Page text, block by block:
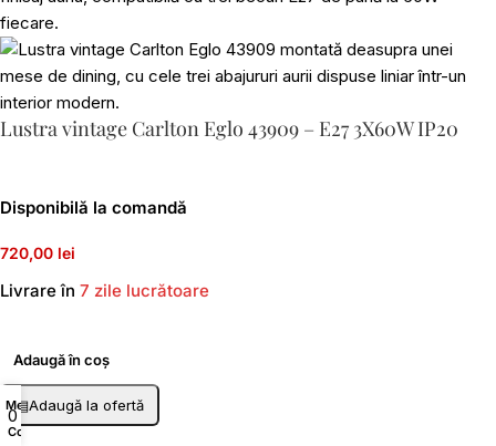
Lustra vintage Carlton Eglo 43909 – E27 3X60W IP20
Disponibilă la comandă
720,00 lei
Livrare în 7 zile lucrătoare
Adaugă în coș
▤Adaugă la ofertă
Menu
0
Coș